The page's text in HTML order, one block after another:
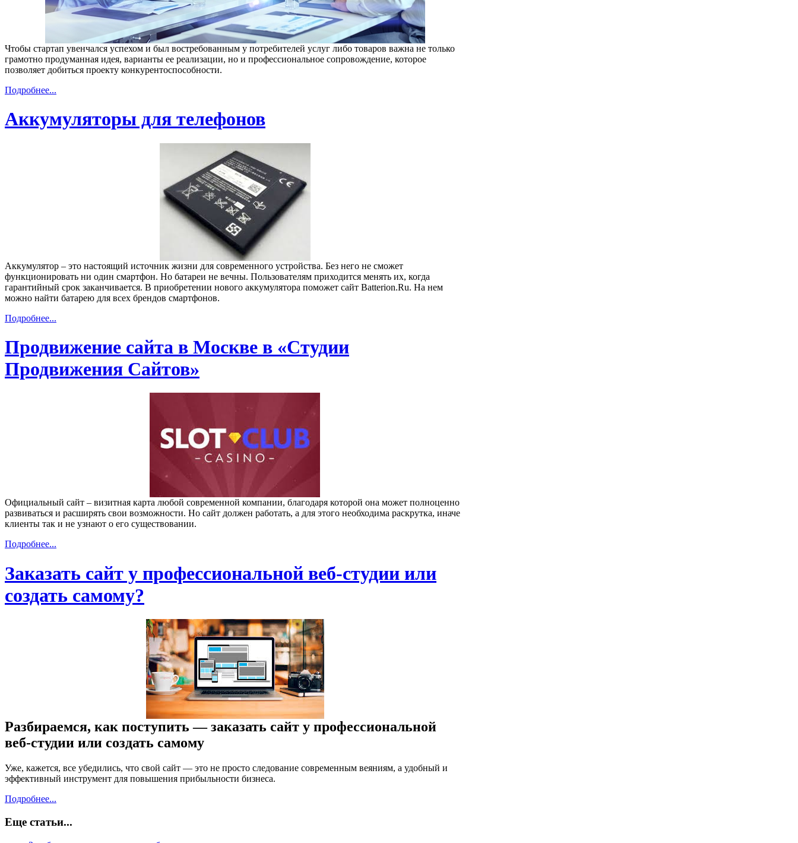
Чтобы стартап увенчался успехом и был востребованным у потребителей услуг либо товаров важна не только
грамотно продуманная идея, варианты ее реализации, но и профессиональное сопровождение, которое
позволяет добиться проекту конкурентоспособности.
Подробнее...
Аккумуляторы для телефонов
Аккумулятор – это настоящий источник жизни для современного устройства. Без него не сможет
функционировать ни один смартфон. Но батареи не вечны. Пользователям приходится менять их, когда
гарантийный срок заканчивается. В приобретении нового аккумулятора поможет сайт Batterion.Ru. На нем
можно найти батарею для всех брендов смартфонов.
Подробнее...
Продвижение сайта в Москве в «Студии
Продвижения Сайтов»
Официальный сайт – визитная карта любой современной компании, благодаря которой она может полноценно
развиваться и расширять свои возможности. Но сайт должен работать, а для этого необходима раскрутка, иначе
клиенты так и не узнают о его существовании.
Подробнее...
Заказать сайт у профессиональной веб-студии или
создать самому?
Разбираемся, как поступить — заказать сайт у профессиональной
веб-студии или создать самому
Уже, кажется, все убедились, что свой сайт — это не просто следование современным веяниям, а удобный и
эффективный инструмент для повышения прибыльности бизнеса.
Подробнее...
Еще статьи...